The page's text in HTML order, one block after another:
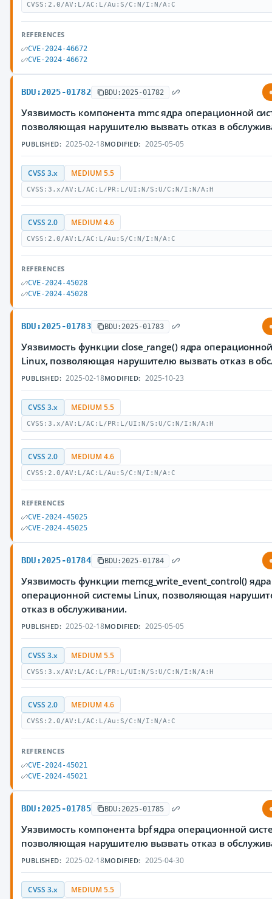
CVSS:2.0/AV:L/AC:L/Au:S/C:N/I:N/A:C
REFERENCES
CVE-2024-46672
CVE-2024-46672
BDU:2025-01782 BDU:2025-01782
Уязвимость компонента mmc ядра операционной
позволяющая нарушителю вызвать отказ в
PUBLISHED: 2025-02-18MODIFIED: 2025-05-05
CVSS 3.x MEDIUM 5.5
CVSS:3.x/AV:L/AC:L/PR:L/UI:N/S:U/C:N/I:N/A:H
CVSS 2.0 MEDIUM 4.6
CVSS:2.0/AV:L/AC:L/Au:S/C:N/I:N/A:C
REFERENCES
CVE-2024-45028
CVE-2024-45028
BDU:2025-01783 BDU:2025-01783
Уязвимость функции close_range() ядра
Linux, позволяющая нарушителю вызвать отказ в
PUBLISHED: 2025-02-18MODIFIED: 2025-10-23
CVSS 3.x MEDIUM 5.5
CVSS:3.x/AV:L/AC:L/PR:L/UI:N/S:U/C:N/I:N/A:H
CVSS 2.0 MEDIUM 4.6
CVSS:2.0/AV:L/AC:L/Au:S/C:N/I:N/A:C
REFERENCES
CVE-2024-45025
CVE-2024-45025
BDU:2025-01784 BDU:2025-01784
Уязвимость функции memcg_write_event_control() ядра
операционной системы Linux, позволяющая
отказ в обслуживании.
PUBLISHED: 2025-02-18MODIFIED: 2025-05-05
CVSS 3.x MEDIUM 5.5
CVSS:3.x/AV:L/AC:L/PR:L/UI:N/S:U/C:N/I:N/A:H
CVSS 2.0 MEDIUM 4.6
CVSS:2.0/AV:L/AC:L/Au:S/C:N/I:N/A:C
REFERENCES
CVE-2024-45021
CVE-2024-45021
BDU:2025-01785 BDU:2025-01785
Уязвимость компонента bpf ядра операционной
позволяющая нарушителю вызвать отказ в
PUBLISHED: 2025-02-18MODIFIED: 2025-04-30
CVSS 3.x MEDIUM 5.5